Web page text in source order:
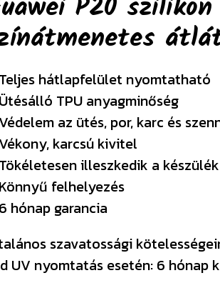
P20
Teljes hátlapfelület nyomtatható
Ütésálló TPU anyagminőség
Védelem az ütés, por, karc és
Vékony, karcsú kivitel
Tökéletesen illeszkedik a
Könnyű felhelyezés
6 hónap garancia
szavatossági
UV nyomtatás esetén: 6 hónap